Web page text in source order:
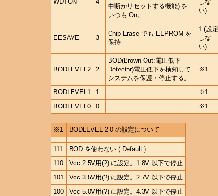
WDTON 4
中断かリセットする機能) を
いつも On。
しな
い)
EESAVE 3
Chip Erase でも EEPROM を
保持
1 (設定
しな
い)
BODLEVEL2 2
BOD(Brown-Out:電圧低下
Detector)電圧低下を検知して
システムを保護・停止する。
※1
BODLEVEL1 1
※1
BODLEVEL0
0 ※1
※1 BODLEVEL 2:0 の設定について
111
BOD を使わない ( Default )
110
Vcc 2.5V用(?) に設定。1.8V 以下で停止
101
Vcc 3.5V用(?) に設定。2.7V 以下で停止
100
Vcc 5.0V用(?) に設定。4.3V 以下で停止